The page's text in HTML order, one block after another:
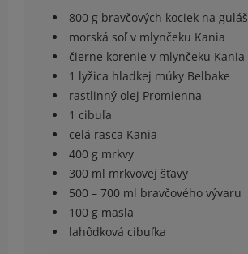
800 g bravčových kociek na guláš
morská soľ v mlynčeku Kania
čierne korenie v mlynčeku Kania
1 lyžica hladkej múky Belbake
rastlinný olej Promienna
1 cibuľa
celá rasca Kania
400 g mrkvy
300 ml mrkvovej šťavy
500 – 700 ml bravčového vývaru
100 g masla
lahôdková cibuľka